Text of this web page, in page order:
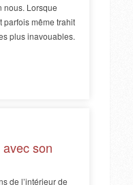
nous. Lorsque
parfois même trahit
plus inavouables.
son
de l’intérieur de